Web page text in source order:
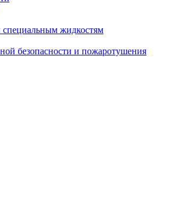
специальным жидкостям
безопасности и пожаротушения